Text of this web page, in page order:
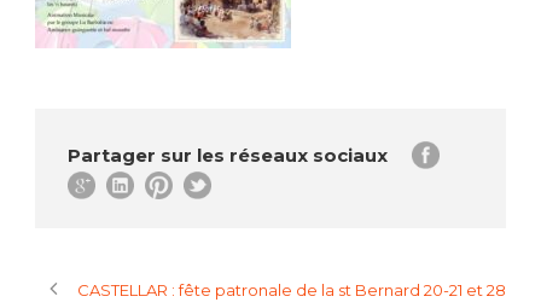
Partager sur les réseaux sociaux
CASTELLAR : fête patronale de la st Bernard 20-21 et 28